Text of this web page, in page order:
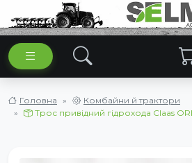
Головна
Комбайни й трактори
Трос привідний гідрохода Claas